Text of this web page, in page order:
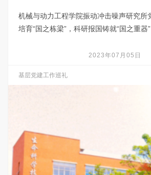
机械与动力工程学院振动冲击噪声研究所
培育“国之栋梁”，科研报国铸就“国之重器”
2023年07月05日
基层党建工作巡礼